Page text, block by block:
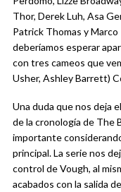
Thor, Derek Luh, Asa
Patrick Thomas y
deberíamos esperar
con tres cameos que
Usher, Ashley Barrett)
Una duda que nos deja
de la cronología de The
importante
principal. La serie nos
control de Vough, al
acabados con la salida